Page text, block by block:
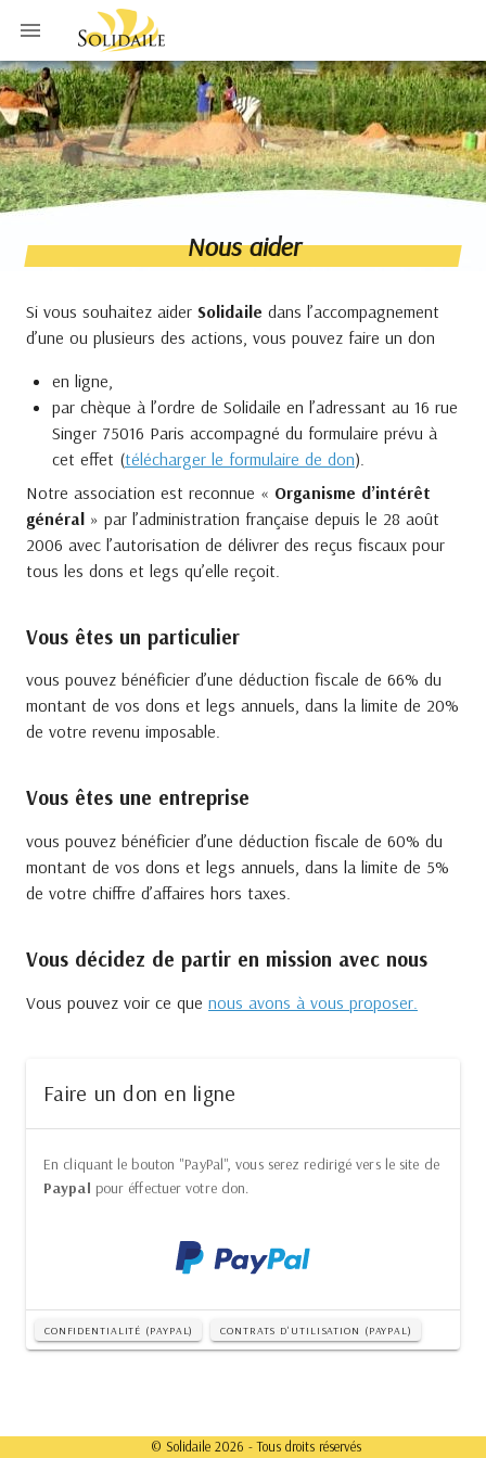
Nous aider
Si vous souhaitez aider Solidaile dans l’accompagnement
d’une ou plusieurs des actions, vous pouvez faire un don
en ligne,
par chèque à l’ordre de Solidaile en l’adressant au 16 rue
Singer 75016 Paris accompagné du formulaire prévu à
cet effet (télécharger le formulaire de don).
Notre association est reconnue « Organisme d’intérêt
général » par l’administration française depuis le 28 août
2006 avec l’autorisation de délivrer des reçus fiscaux pour
tous les dons et legs qu’elle reçoit.
Vous êtes un particulier
vous pouvez bénéficier d’une déduction fiscale de 66% du
montant de vos dons et legs annuels, dans la limite de 20%
de votre revenu imposable.
Vous êtes une entreprise
vous pouvez bénéficier d’une déduction fiscale de 60% du
montant de vos dons et legs annuels, dans la limite de 5%
de votre chiffre d’affaires hors taxes.
Vous décidez de partir en mission avec nous
Vous pouvez voir ce que nous avons à vous proposer.
Faire un don en ligne
En cliquant le bouton "PayPal", vous serez redirigé vers le site de
Paypal pour éffectuer votre don.
CONFIDENTIALITÉ (PAYPAL) CONTRATS D'UTILISATION (PAYPAL)
© Solidaile 2026 - Tous droits réservés